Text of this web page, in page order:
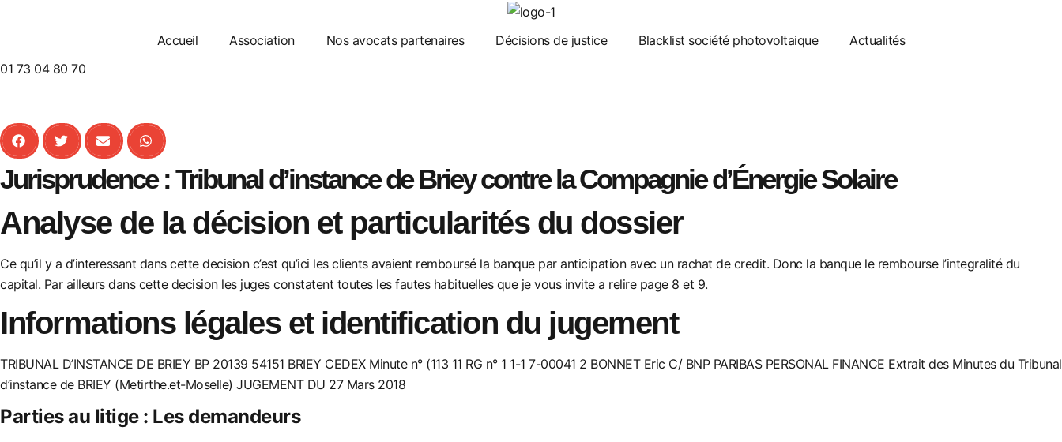
Accueil Association Nos avocats partenaires Décisions de justice Blacklist société photovoltaique
Actualités
01 73 04 80 70
Jurisprudence : Tribunal d’instance de Briey contre la Compagnie d’Énergie Solaire
Analyse de la décision et particularités du dossier
Ce qu’il y a d’interessant dans cette decision c’est qu’ici les clients avaient remboursé la banque par anticipation avec un rachat de credit. Donc la banque le rembourse l’integralité du
capital. Par ailleurs dans cette decision les juges constatent toutes les fautes habituelles que je vous invite a relire page 8 et 9.
Informations légales et identification du jugement
TRIBUNAL D’INSTANCE DE BRIEY BP 20139 54151 BRIEY CEDEX Minute n° (113 11 RG n° 1 1-1 7-00041 2 BONNET Eric C/ BNP PARIBAS PERSONAL FINANCE Extrait des Minutes du Tribunal
d’instance de BRIEY (Metirthe.et-Moselle) JUGEMENT DU 27 Mars 2018
Parties au litige : Les demandeurs